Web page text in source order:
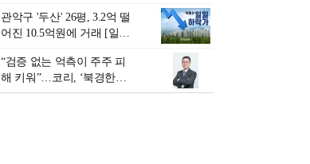
행 금융그룹의 꿈①]
관악구 '두산' 26평, 3.2억 떨
어진 10.5억원에 거래 [일일
“검증 없는 억측이 주주 피
해 키워”…코리, ‘북경한미
미수채권 논란’ 정면 반박